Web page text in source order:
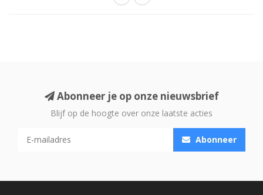
Abonneer je op onze nieuwsbrief
Blijf op de hoogte over onze laatste acties
Abonneer